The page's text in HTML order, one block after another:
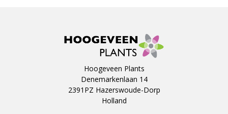
Hoogeveen Plants
Denemarkenlaan 14
2391PZ Hazerswoude-Dorp
Holland